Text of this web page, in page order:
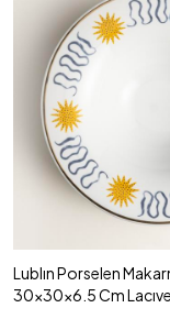
Lublın Porselen
30x30x6.5 Cm